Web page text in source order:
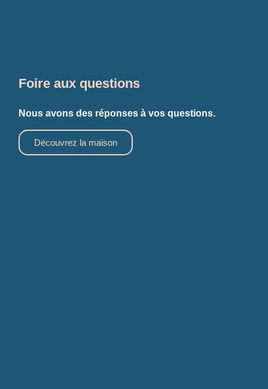
Foire aux questions
Nous avons des réponses à vos questions.
Découvrez la maison